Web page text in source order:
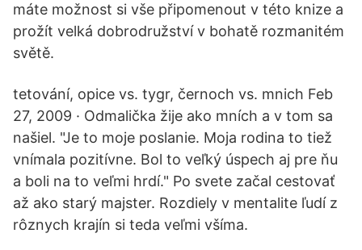
máte možnost si vše připomenout v této knize a
prožít velká dobrodružství v bohatě rozmanitém
světě.
tetování, opice vs. tygr, černoch vs. mnich Feb
27, 2009 · Odmalička žije ako mních a v tom sa
našiel. "Je to moje poslanie. Moja rodina to tiež
vnímala pozitívne. Bol to veľký úspech aj pre ňu
a boli na to veľmi hrdí." Po svete začal cestovať
až ako starý majster. Rozdiely v mentalite ľudí z
rôznych krajín si teda veľmi všíma.